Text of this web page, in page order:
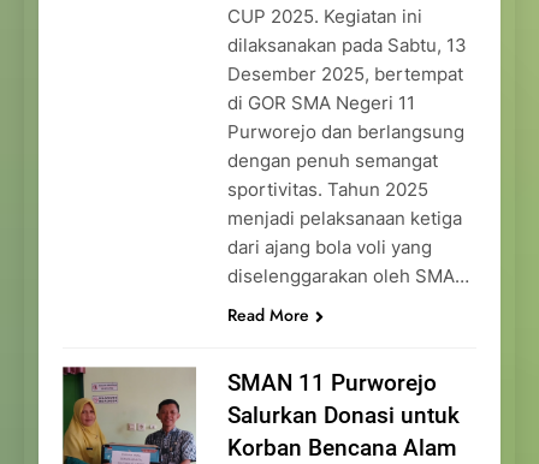
CUP 2025. Kegiatan ini
dilaksanakan pada Sabtu, 13
Desember 2025, bertempat
di GOR SMA Negeri 11
Purworejo dan berlangsung
dengan penuh semangat
sportivitas. Tahun 2025
menjadi pelaksanaan ketiga
dari ajang bola voli yang
diselenggarakan oleh SMA…
Read More
SMAN 11 Purworejo
Salurkan Donasi untuk
Korban Bencana Alam